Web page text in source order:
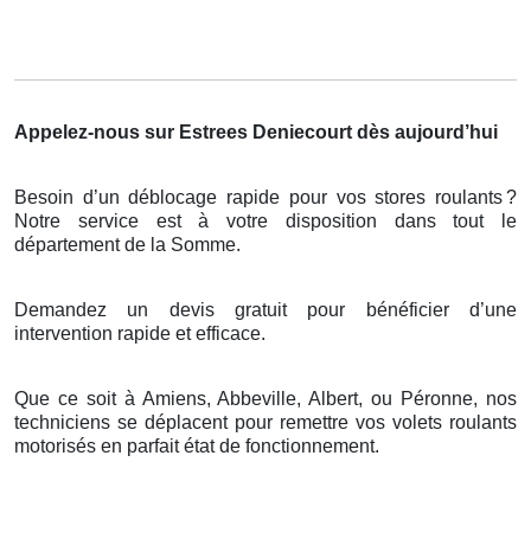
Appelez-nous sur Estrees Deniecourt dès aujourd’hui
Besoin d’un déblocage rapide pour vos stores roulants?
Notre service està votre disposition dans tout le
département de la Somme.
Demandez un devis gratuit pour bénéficier d’une
intervention rapide et efficace.
Que ce soit à Amiens, Abbeville, Albert, ou Péronne, nos
techniciens se déplacent pour remettre vos volets roulants
motorisés en parfait état de fonctionnement.